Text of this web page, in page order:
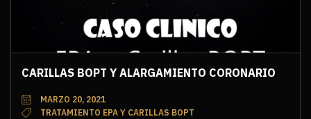
CARILLAS BOPT Y ALARGAMIENTO CORONARIO
MARZO 20, 2021
TRATAMIENTO EPA Y CARILLAS BOPT